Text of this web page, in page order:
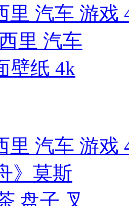
里 汽车 游戏
里 汽车 游戏